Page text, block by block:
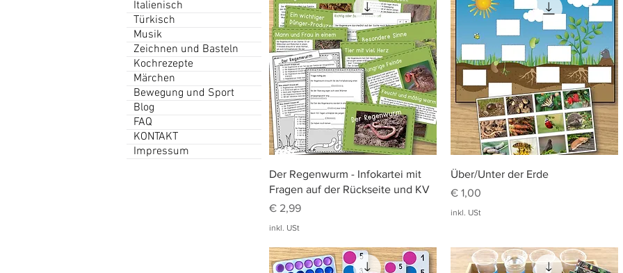
Schnellansicht
Der Regenwurm - Infokartei mit
Fragen auf der Rückseite und KV
Preis
€ 2,99
inkl. USt
Schnellansicht
Über/Unter der Erde
Preis
€ 1,00
inkl. USt
Italienisch
Türkisch
Musik
Zeichnen und Basteln
Kochrezepte
Märchen
Bewegung und Sport
Blog
FAQ
KONTAKT
Impressum